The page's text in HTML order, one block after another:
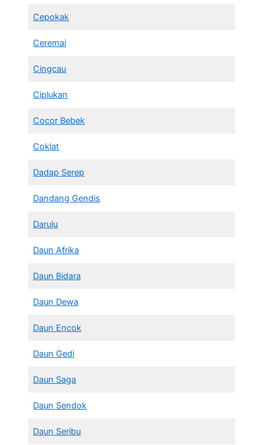
Cepokak
Ceremai
Cingcau
Ciplukan
Cocor Bebek
Coklat
Dadap Serep
Dandang Gendis
Daruju
Daun Afrika
Daun Bidara
Daun Dewa
Daun Encok
Daun Gedi
Daun Saga
Daun Sendok
Daun Seribu